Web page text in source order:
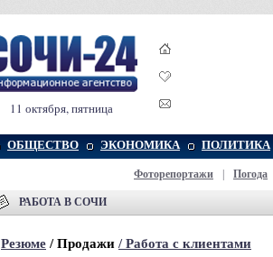
11 октября, пятница
ОБЩЕСТВО ЭКОНОМИКА ПОЛИТИКА
Фоторепортажи Погода
РАБОТА В СОЧИ
Резюме / Продажи /Работа с клиентами